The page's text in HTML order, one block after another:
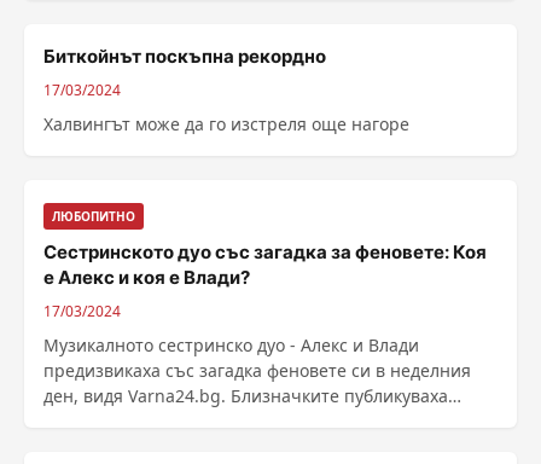
Биткойнът поскъпна рекордно
17/03/2024
Халвингът може да го изстреля още нагоре
ЛЮБОПИТНО
Сестринското дуо със загадка за феновете: Коя
е Алекс и коя е Влади?
17/03/2024
Музикалното сестринско дуо - Алекс и Влади
предизвикаха със загадка феновете си в неделния
ден, видя Varna24.bg. Близначките публикуваха